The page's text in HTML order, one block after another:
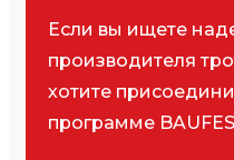
Если вы ищете
производителя
хотите
программе